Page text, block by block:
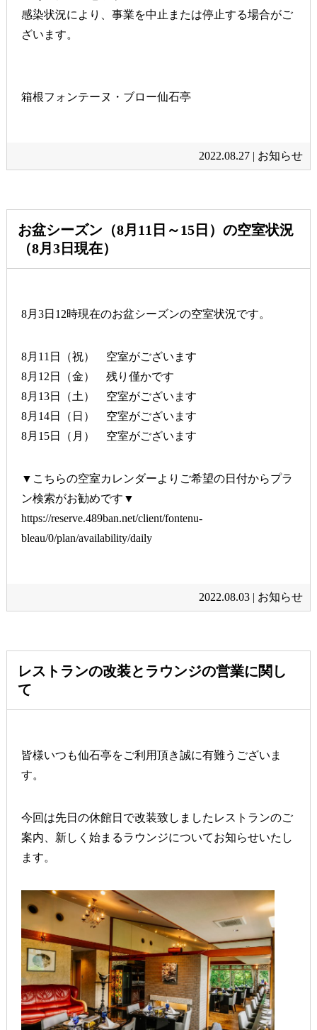
感染状況により、事業を中止または停止する場合がご
ざいます。
箱根フォンテーヌ・ブロー仙石亭
2022.08.27 | お知らせ
お盆シーズン（8月11日～15日）の空室状況
（8月3日現在）
8月3日12時現在のお盆シーズンの空室状況です。
8月11日（祝） 空室がございます
8月12日（金） 残り僅かです
8月13日（土） 空室がございます
8月14日（日） 空室がございます
8月15日（月） 空室がございます
▼こちらの空室カレンダーよりご希望の日付からプラ
ン検索がお勧めです▼
https://reserve.489ban.net/client/fontenu-
bleau/0/plan/availability/daily
2022.08.03 | お知らせ
レストランの改装とラウンジの営業に関し
て
皆様いつも仙石亭をご利用頂き誠に有難うございま
す。
今回は先日の休館日で改装致しましたレストランのご
案内、新しく始まるラウンジについてお知らせいたし
ます。